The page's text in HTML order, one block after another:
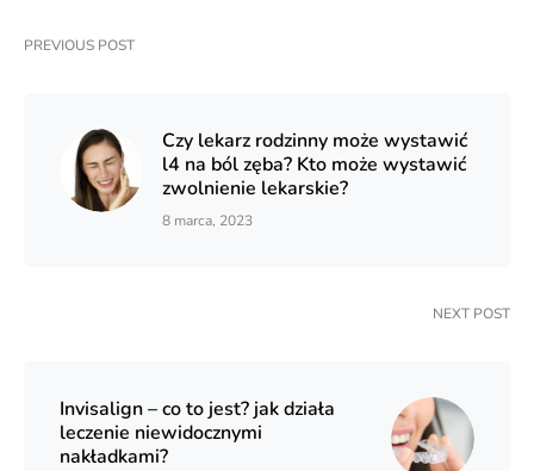
PREVIOUS POST
Czy lekarz rodzinny może wystawić
l4 na ból zęba? Kto może wystawić
zwolnienie lekarskie?
8 marca, 2023
NEXT POST
Invisalign – co to jest? jak działa
leczenie niewidocznymi
nakładkami?